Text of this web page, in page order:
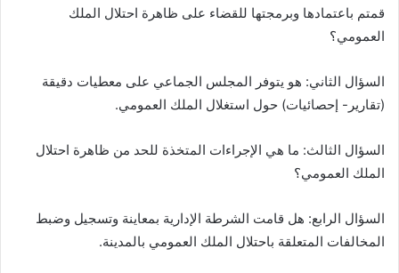
قمتم باعتمادها وبرمجتها للقضاء على ظاهرة احتلال الملك
العمومي؟
السؤال الثاني: هو يتوفر المجلس الجماعي على معطيات دقيقة
(تقارير- إحصائيات) حول استغلال الملك العمومي.
السؤال الثالث: ما هي الإجراءات المتخذة للحد من ظاهرة احتلال
الملك العمومي؟
السؤال الرابع: هل قامت الشرطة الإدارية بمعاينة وتسجيل وضبط
المخالفات المتعلقة باحتلال الملك العمومي بالمدينة.